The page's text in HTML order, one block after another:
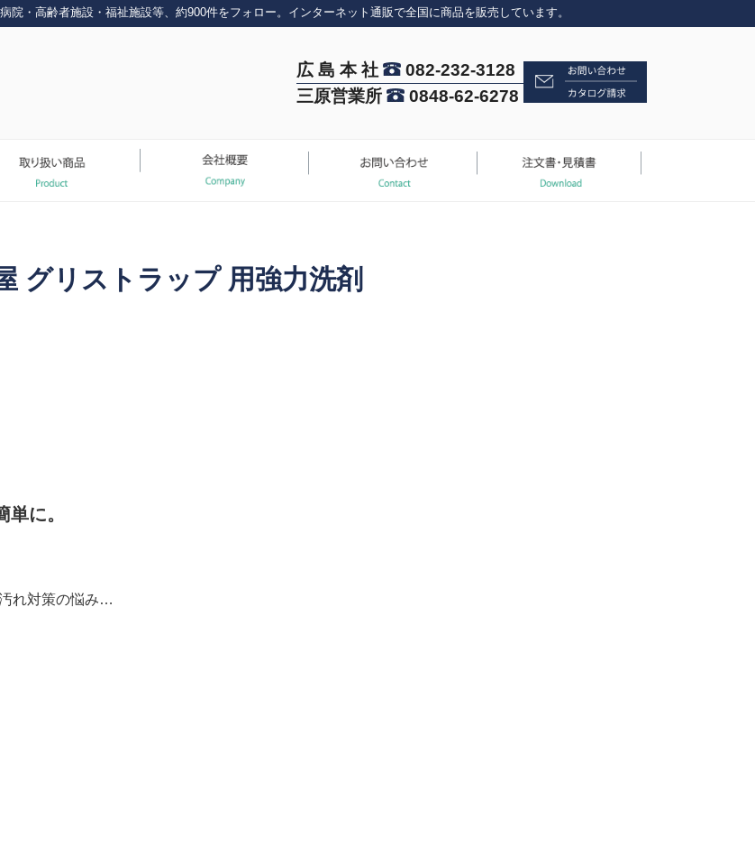
院・高齢者施設・福祉施設等、約900件をフォロー。インターネット通販で全国に商品を販売しています。
広 島 本 社
082-232-3128
三原営業所
0848-62-6278
グリストラップ 用強力洗剤
に。
れ対策の悩み…